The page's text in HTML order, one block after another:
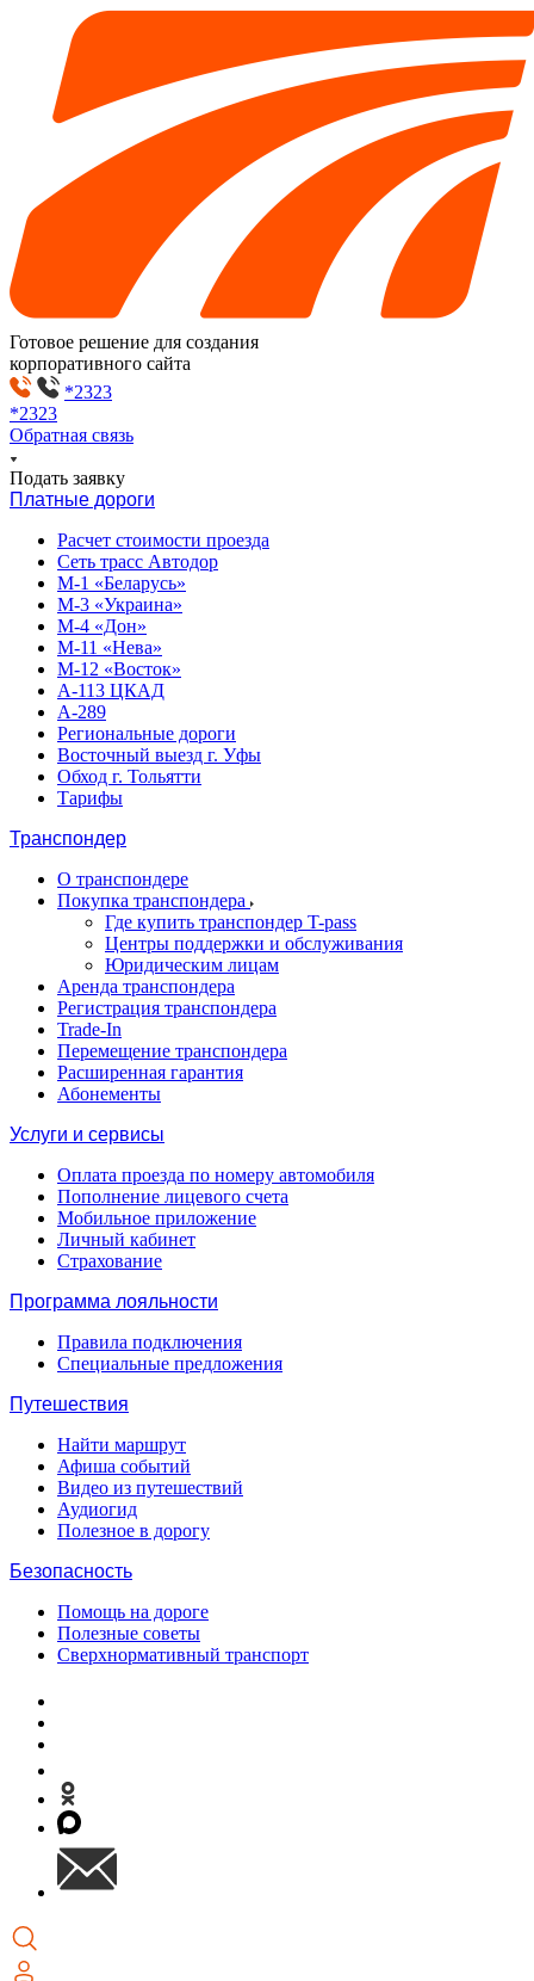
Готовое решение для создания
корпоративного сайта
*2323
*2323
Обратная связь
Подать заявку
Платные дороги
Расчет стоимости проезда
Сеть трасс Автодор
М-1 «Беларусь»
М-3 «Украина»
М-4 «Дон»
М-11 «Нева»
М-12 «Восток»
А-113 ЦКАД
А-289
Региональные дороги
Восточный выезд г. Уфы
Обход г. Тольятти
Тарифы
Транспондер
О транспондере
Покупка транспондера
Где купить транспондер T-pass
Центры поддержки и обслуживания
Юридическим лицам
Аренда транспондера
Регистрация транспондера
Trade-In
Перемещение транспондера
Расширенная гарантия
Абонементы
Услуги и сервисы
Оплата проезда по номеру автомобиля
Пополнение лицевого счета
Мобильное приложение
Личный кабинет
Страхование
Программа лояльности
Правила подключения
Специальные предложения
Путешествия
Найти маршрут
Афиша событий
Видео из путешествий
Аудиогид
Полезное в дорогу
Безопасность
Помощь на дороге
Полезные советы
Сверхнормативный транспорт